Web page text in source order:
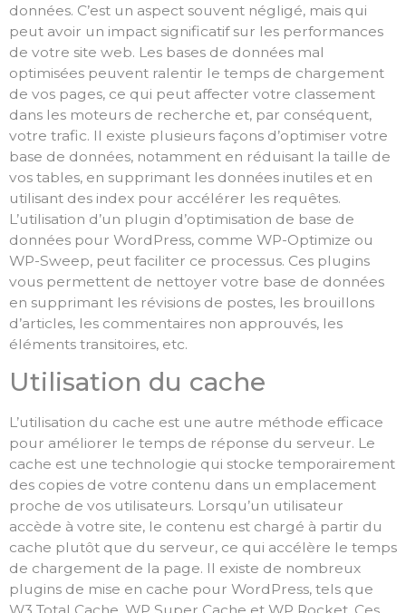
données. C’est un aspect souvent négligé, mais qui
peut avoir un impact significatif sur les performances
de votre site web. Les bases de données mal
optimisées peuvent ralentir le temps de chargement
de vos pages, ce qui peut affecter votre classement
dans les moteurs de recherche et, par conséquent,
votre trafic. Il existe plusieurs façons d’optimiser votre
base de données, notamment en réduisant la taille de
vos tables, en supprimant les données inutiles et en
utilisant des index pour accélérer les requêtes.
L’utilisation d’un plugin d’optimisation de base de
données pour WordPress, comme WP-Optimize ou
WP-Sweep, peut faciliter ce processus. Ces plugins
vous permettent de nettoyer votre base de données
en supprimant les révisions de postes, les brouillons
d’articles, les commentaires non approuvés, les
éléments transitoires, etc.
Utilisation du cache
L’utilisation du cache est une autre méthode efficace
pour améliorer le temps de réponse du serveur. Le
cache est une technologie qui stocke temporairement
des copies de votre contenu dans un emplacement
proche de vos utilisateurs. Lorsqu’un utilisateur
accède à votre site, le contenu est chargé à partir du
cache plutôt que du serveur, ce qui accélère le temps
de chargement de la page. Il existe de nombreux
plugins de mise en cache pour WordPress, tels que